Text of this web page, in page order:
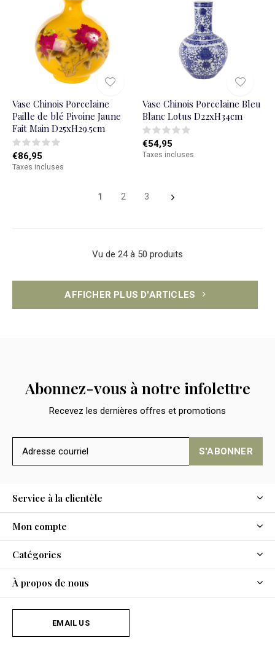
Vase Chinois Porcelaine
Paille de blé Pivoine Jaune
Fait Main D25xH29.5cm
€86,95
Taxes incluses
Vase Chinois Porcelaine Bleu
Blanc Lotus D22xH34cm
€54,95
Taxes incluses
1 2 3
Vu de 24 à 50 produits
AFFICHER PLUS D'ARTICLES
Abonnez-vous à notre infolettre
Recevez les dernières offres et promotions
S'ABONNER
Service à la clientèle
Mon compte
Catégories
À propos de nous
EMAIL US